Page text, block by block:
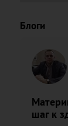
Блоги
шаг к